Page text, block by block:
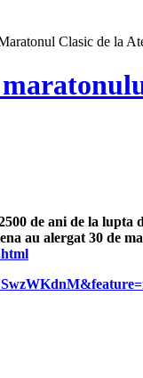
Clasic de la
de ani de la
au alergat 30 de